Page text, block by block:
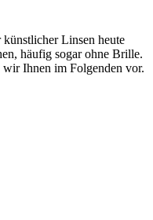
Linsen heute
häufig sogar ohne Brille.
wir Ihnen im Folgenden vor.